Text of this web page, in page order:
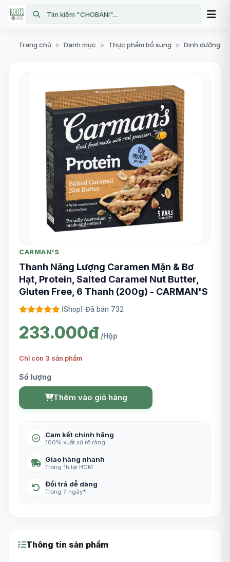
Tìm kiếm "CHOBANI"...
Trang chủ > Danh mục > Thực phẩm bổ sung > Dinh dưỡng
CARMAN'S
Thanh Năng Lượng Caramen Mặn & Bơ
Hạt, Protein, Salted Caramel Nut Butter,
Gluten Free, 6 Thanh (200g) - CARMAN'S
(Shop) Đã bán 732
233.000đ /Hộp
Chỉ còn 3 sản phẩm
Số lượng
Thêm vào giỏ hàng
Cam kết chính hãng
100% xuất xứ rõ ràng
Giao hàng nhanh
Trong 1h tại HCM
Đổi trả dễ dàng
Trong 7 ngày*
Thông tin sản phẩm